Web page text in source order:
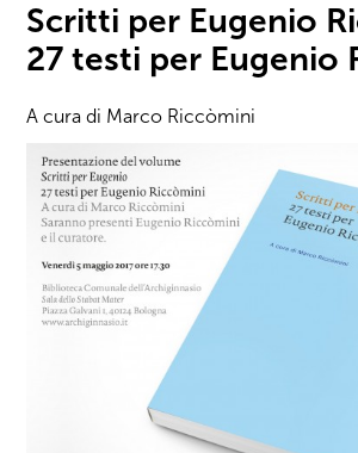
Scritti per Eugenio
27 testi per Eugenio
A cura di Marco Riccòmini